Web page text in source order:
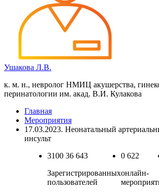
Ушакова Л.В.
к. м. н., невролог НМИЦ акушерства,
перинатологии им. акад. В.И. Кулакова
Главная
Мероприятия
17.03.2023. Неонатальный
инсульт
3100 36 643
Зарегистрированных
пользователей
0 622
онлайн-